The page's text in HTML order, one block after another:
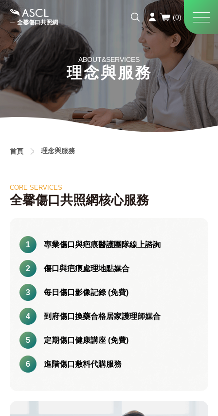
全馨傷口共照網
ABOUT&SERVICES
理念與服務
首頁 理念與服務
CORE SERVICES
全馨傷口共照網核心服務
專業傷口與疤痕醫護團隊線上諮詢
傷口與疤痕處理地點媒合
每日傷口影像記錄 (免費)
到府傷口換藥合格居家護理師媒合
定期傷口健康講座 (免費)
進階傷口敷料代購服務